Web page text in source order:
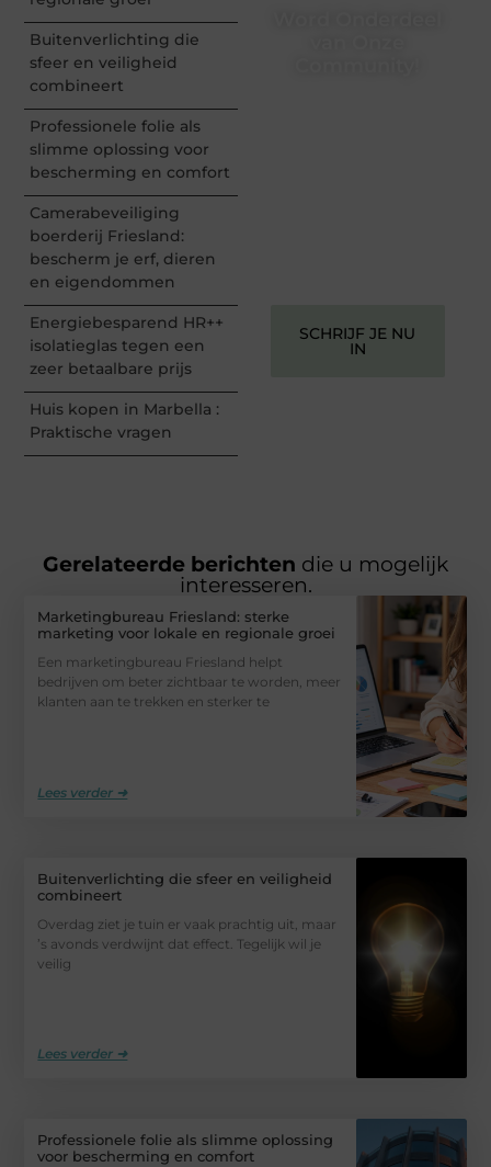
Buitenverlichting die
sfeer en veiligheid
combineert
Professionele folie als
slimme oplossing voor
bescherming en comfort
Camerabeveiliging
boerderij Friesland:
bescherm je erf, dieren
en eigendommen
Energiebesparend HR++
isolatieglas tegen een
zeer betaalbare prijs
Huis kopen in Marbella :
Praktische vragen
SCHRIJF JE NU
IN
Gerelateerde berichten die u mogelijk
interesseren.
Marketingbureau Friesland: sterke
marketing voor lokale en regionale groei
Een marketingbureau Friesland helpt
bedrijven om beter zichtbaar te worden, meer
klanten aan te trekken en sterker te
Lees verder ➜
Buitenverlichting die sfeer en veiligheid
combineert
Overdag ziet je tuin er vaak prachtig uit, maar
’s avonds verdwijnt dat effect. Tegelijk wil je
veilig
Lees verder ➜
Professionele folie als slimme oplossing
voor bescherming en comfort